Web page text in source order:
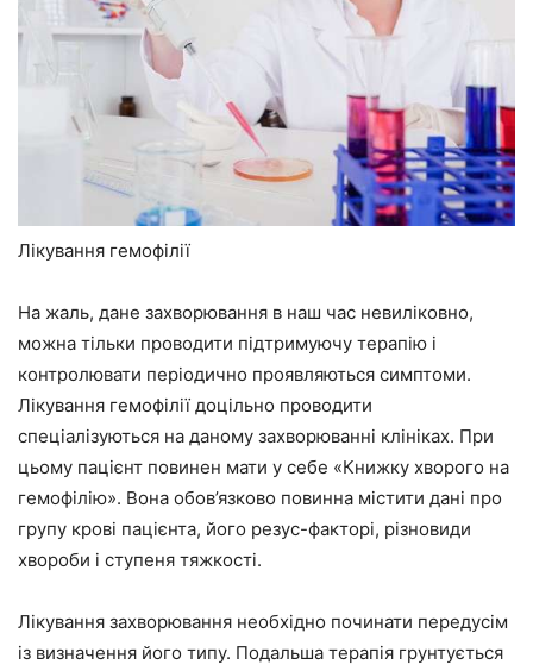
Лікування гемофілії
На жаль, дане захворювання в наш час невиліковно,
можна тільки проводити підтримуючу терапію і
контролювати періодично проявляються симптоми.
Лікування гемофілії доцільно проводити
спеціалізуються на даному захворюванні клініках. При
цьому пацієнт повинен мати у себе «Книжку хворого на
гемофілію». Вона обов’язково повинна містити дані про
групу крові пацієнта, його резус-факторі, різновиди
хвороби і ступеня тяжкості.
Лікування захворювання необхідно починати передусім
із визначення його типу. Подальша терапія грунтується